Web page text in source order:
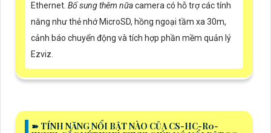
Ethernet. Bổ sung thêm nữacamera có hỗ trợ các tính
năng như thẻ nhớ MicroSD, hồng ngoại tầm xa 30m,
cảnh báo chuyển động và tích hợp phần mềm quản lý
Ezviz.
➽ TÍNH NĂNG NỔI BẬT NÀO CỦA CS-HC-R0-